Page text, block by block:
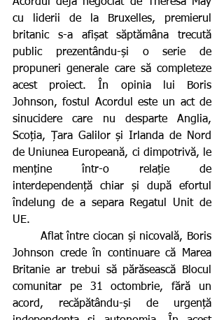
cu liderii de la Bruxelles, premierul
britanic s-a afișat săptămâna trecută
public prezentându-și o serie de
propuneri generale care să completeze
acest proiect. În opinia lui Boris
Johnson, fostul Acordul este un act de
sinucidere care nu desparte Anglia,
Scoția, Țara Galilor și Irlanda de Nord
de Uniunea Europeană, ci dimpotrivă, le
menține într-o relație de
interdependență chiar și după efortul
îndelung de a separa Regatul Unit de
UE.
Johnson crede în continuare că Marea
Britanie ar trebui să părăsească Blocul
comunitar pe 31 octombrie, fără un
acord, recăpătându-și de urgență